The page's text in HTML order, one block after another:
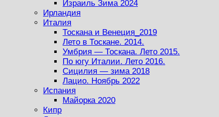
Израиль Зима 2024
Ирландия
Италия
Тоскана и Венеция_2019
Лето в Тоскане. 2014.
Умбрия — Тоскана. Лето 2015.
По югу Италии. Лето 2016.
Сицилия — зима 2018
Лацио. Ноябрь 2022
Испания
Майорка 2020
Кипр